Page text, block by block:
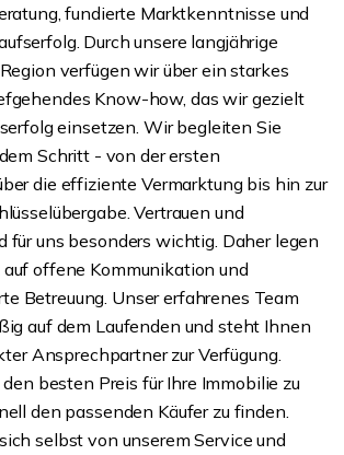
fundierte Marktkenntnisse und
Durch unsere langjährige
verfügen wir über ein starkes
Know-how, das wir gezielt
einsetzen. Wir begleiten Sie
Schritt - von der ersten
die effiziente Vermarktung bis hin zur
Vertrauen und
für uns besonders wichtig. Daher legen
offene Kommunikation und
Betreuung. Unser erfahrenes Team
auf dem Laufenden und steht Ihnen
Ansprechpartner zur Verfügung.
besten Preis für Ihre Immobilie zu
den passenden Käufer zu finden.
selbst von unserem Service und